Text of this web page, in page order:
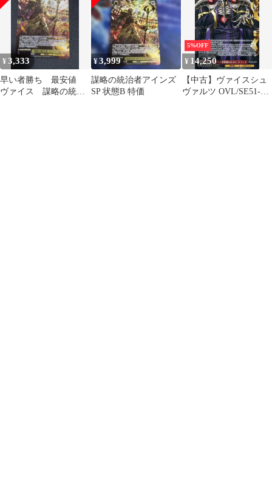
¥3,333
早い者勝ち 最安値
ヴァイス 謀略の統治
¥3,999
謀略の統治者アインズ
SP 状態B 特価
5%OFF
¥ 14,250
【中古】ヴァイスシュ
ヴァルツ OVL/SE51-